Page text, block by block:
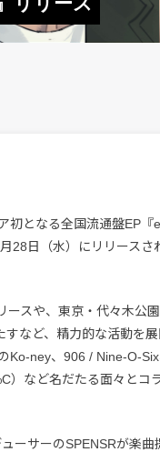
となる全国流通盤EP『
28日（水）にリリースさ
スや、東京・代々木公
など、精力的な活動を
Ko-ney、906 / Nine-O-
）など名だたる面々とコ
ーサーのSPENSRが楽曲